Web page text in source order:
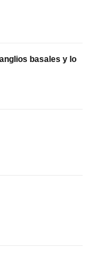
basales y lo